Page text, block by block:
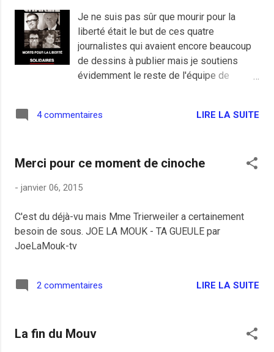
commentaire chez un gros frisé : vous
avez le réac de base qui se drape dans sa
supposée dignité, refusant de se baigner
avec le peuple, ce misérable. Le typique
réactionnaire digne , exemple parmi
celui des degôches comme ils disent, et
Je ne suis pas sûr que mourir pour la
liberté était le but de ces quatre
journalistes qui avaient encore beaucoup
de dessins à publier mais je soutiens
évidemment le reste de l'équipe de
le pire des supplices. Nos principaux
pour une fois, je souhaite aussi que l'on
pour les voir pourrir l'anus éclaté en
Je n'ai pas de gosses, pas de femme, pas
de voiture, pas de crédit. ça fait sûrement
4 commentaires LIRE LA SUITE
Merci pour ce moment de cinoche
- janvier 06, 2015
C'est du déjà-vu mais Mme Trierweiler a certainement
besoin de sous. JOE LA MOUK - TA GUEULE par
JoeLaMouk-tv
2 commentaires LIRE LA SUITE
La fin du Mouv